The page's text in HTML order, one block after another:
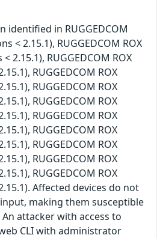
identified in RUGGEDCOM
< 2.15.1), RUGGEDCOM ROX
2.15.1), RUGGEDCOM ROX
RUGGEDCOM ROX
RUGGEDCOM ROX
RUGGEDCOM ROX
RUGGEDCOM ROX
RUGGEDCOM ROX
RUGGEDCOM ROX
RUGGEDCOM ROX
RUGGEDCOM ROX
Affected devices do not
making them susceptible
attacker with access to
CLI with administrator